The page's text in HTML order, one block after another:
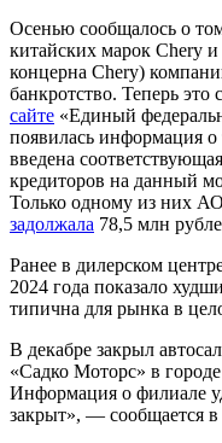
Осенью сообщалось о
китайских марок Chery
концерна Chery)
банкротство. Теперь
сайте «Единый
появилась информация
введена
кредиторов на данный
Только одному из них
задолжала 78,5 млн
Ранее в дилерском
2024 года показало
типична для рынка в
В декабре закрыл
«Садко Моторс» в
Информация о филиале
закрыт», — сообщается